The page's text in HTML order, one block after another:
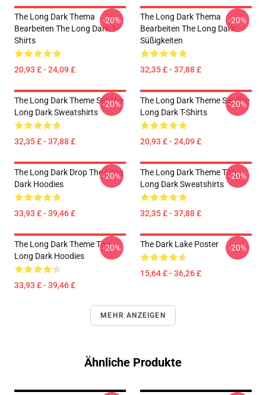
The Long Dark Thema
Bearbeiten The Long Dark T-
Shirts
20,93 £ - 24,09 £
-20%
The Long Dark Thema
Bearbeiten The Long Dark
Süßigkeiten
32,35 £ - 37,88 £
-20%
The Long Dark Theme Set The
Long Dark Sweatshirts
32,35 £ - 37,88 £
-20%
The Long Dark Theme Set The
Long Dark T-Shirts
20,93 £ - 24,09 £
-20%
The Long Dark Drop The Long
Dark Hoodies
33,93 £ - 39,46 £
-20%
The Long Dark Theme The
Long Dark Sweatshirts
32,35 £ - 37,88 £
-20%
The Long Dark Theme The
Long Dark Hoodies
33,93 £ - 39,46 £
-20% The Dark Lake Poster
15,64 £ - 36,26 £
-20%
MEHR ANZEIGEN
Ähnliche Produkte